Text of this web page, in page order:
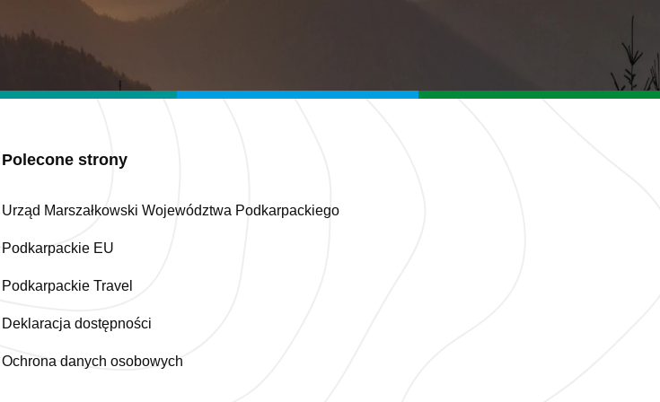
Polecone strony
Urząd Marszałkowski Województwa Podkarpackiego
Podkarpackie EU
Podkarpackie Travel
Deklaracja dostępności
Ochrona danych osobowych